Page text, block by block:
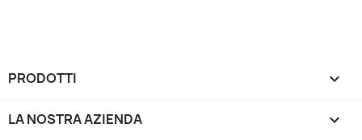
PRODOTTI 
LA NOSTRA AZIENDA 